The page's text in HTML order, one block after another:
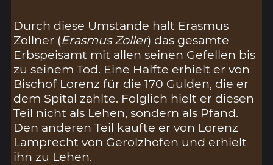
Durch diese Umstände hält Erasmus
Zollner (Erasmus Zoller) das gesamte
Erbspeisamt mit allen seinen Gefellen bis
zu seinem Tod. Eine Hälfte erhielt er von
Bischof Lorenz für die 170 Gulden, die er
dem Spital zahlte. Folglich hielt er diesen
Teil nicht als Lehen, sondern als Pfand.
Den anderen Teil kaufte er von Lorenz
Lamprecht von Gerolzhofen und erhielt
ihn zu Lehen.